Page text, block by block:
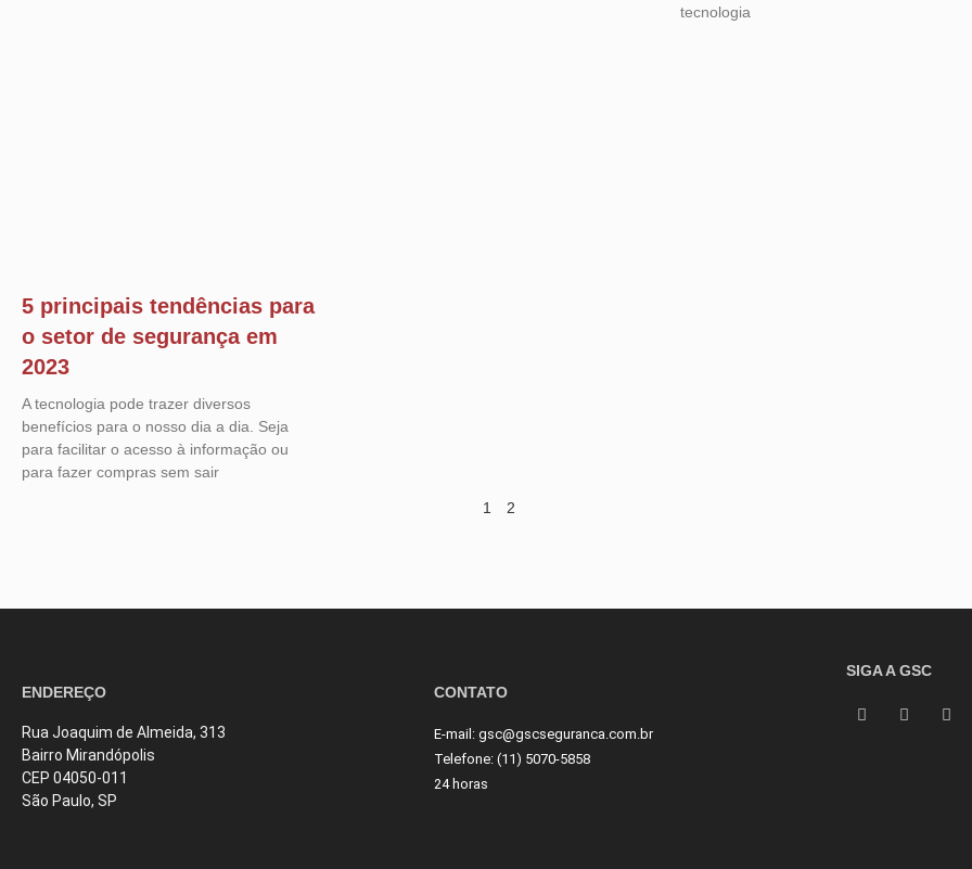
tecnologia
5 principais tendências para
o setor de segurança em
2023
A tecnologia pode trazer diversos
benefícios para o nosso dia a dia. Seja
para facilitar o acesso à informação ou
para fazer compras sem sair
1 2
ENDEREÇO
Rua Joaquim de Almeida, 313
Bairro Mirandópolis
CEP 04050-011
São Paulo, SP
CONTATO
E-mail: gsc@gscseguranca.com.br
Telefone: (11) 5070-5858
24 horas
SIGA A GSC